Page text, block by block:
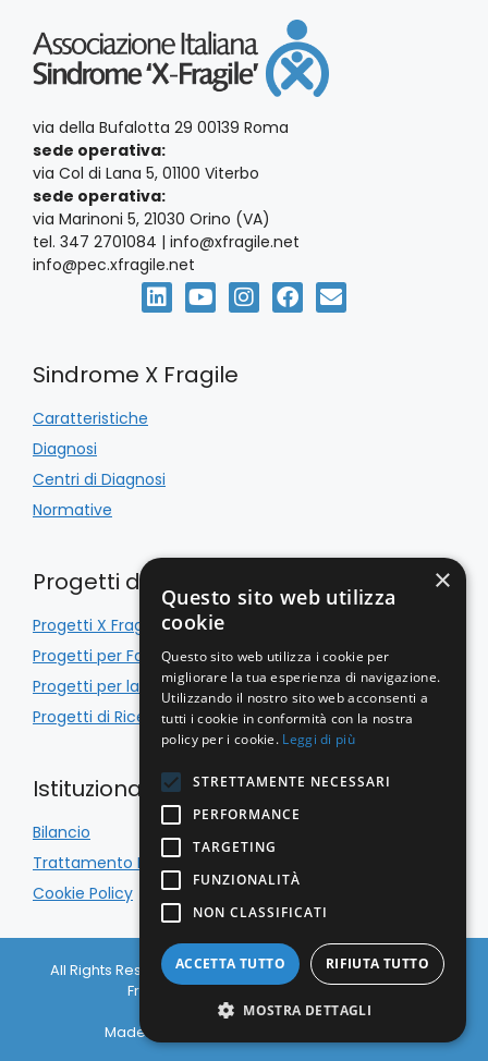
via della Bufalotta 29 00139 Roma
sede operativa:
via Col di Lana 5, 01100 Viterbo
sede operativa:
via Marinoni 5, 21030 Orino (VA)
tel. 347 2701084 | info@xfragile.net
info@pec.xfragile.net
Sindrome X Fragile
Caratteristiche
Diagnosi
Centri di Diagnosi
Normative
Progetti di Inclusione
Progetti X Fragile
Progetti per Famiglie
Progetti per la Scuola
Progetti di Ricerca
Istituzionale
Bilancio
Trattamento Dati
Cookie Policy
All Rights Reserved © Associazione Italiana Sindrome X
Fragile APS 2026 C.F. 97133650156
Privacy Policy |Cookie Policy
Made with
×
Questo sito web utilizza
cookie
Questo sito web utilizza i cookie per
migliorare la tua esperienza di navigazione.
Utilizzando il nostro sito web acconsenti a
tutti i cookie in conformità con la nostra
policy per i cookie. Leggi di più
STRETTAMENTE NECESSARI
PERFORMANCE
TARGETING
FUNZIONALITÀ
NON CLASSIFICATI
ACCETTA TUTTO RIFIUTA TUTTO
MOSTRA DETTAGLI